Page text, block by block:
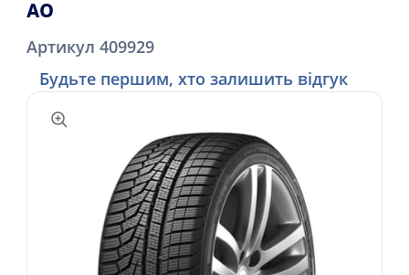
AO
Артикул 409929
Будьте першим, хто залишить відгук